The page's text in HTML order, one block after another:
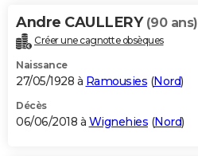
Andre CAULLERY (90 ans)
Créer une cagnotte obsèques
Naissance
27/05/1928 à Ramousies (Nord)
Décès
06/06/2018 à Wignehies (Nord)